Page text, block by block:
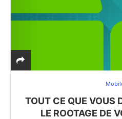
TOUT CE QUE VOUS
LE ROOTAGE DE